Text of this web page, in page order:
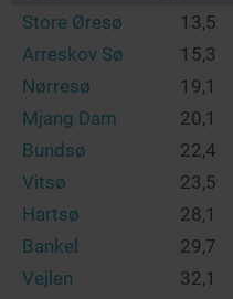
Store Øresø 13,5
Arreskov Sø
15,3
Nørresø
19,1
Mjang Dam
20,1
Bundsø
22,4
Vitsø
23,5
Hartsø
28,1
Bankel
29,7
Vejlen
32,1